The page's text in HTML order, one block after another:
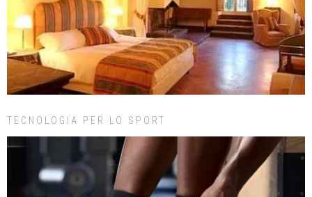
TECNOLOGIA PER LO SPORT